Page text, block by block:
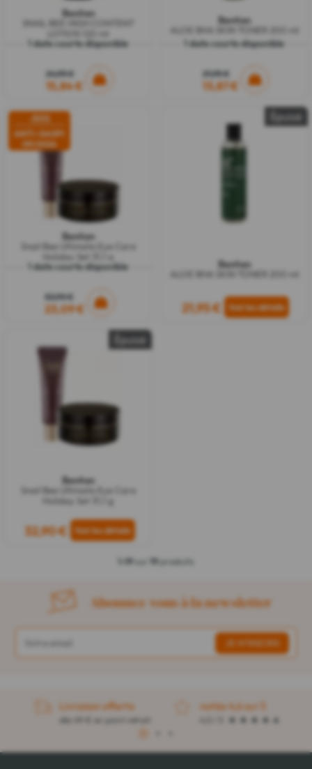
Benton
1 date courte disponible
24,95 €
15,84 €
Benton
1 date courte disponible
21,95 €
13,87 €
-30%
ANTI-GASPI
09/2026
Benton
Snail Bee Ultimate Eye Care
1 date courte disponible
32,90 €
23,09 €
Épuisé
Benton
21,95 €
Épuisé
Benton
Snail Bee Ultimate Eye Care
32,90 €
1-19 19 produits
Abonnez-vous à la newsletter
Livraison offerte
dès 49 € en point retrait
notée 4,6 sur 5
1